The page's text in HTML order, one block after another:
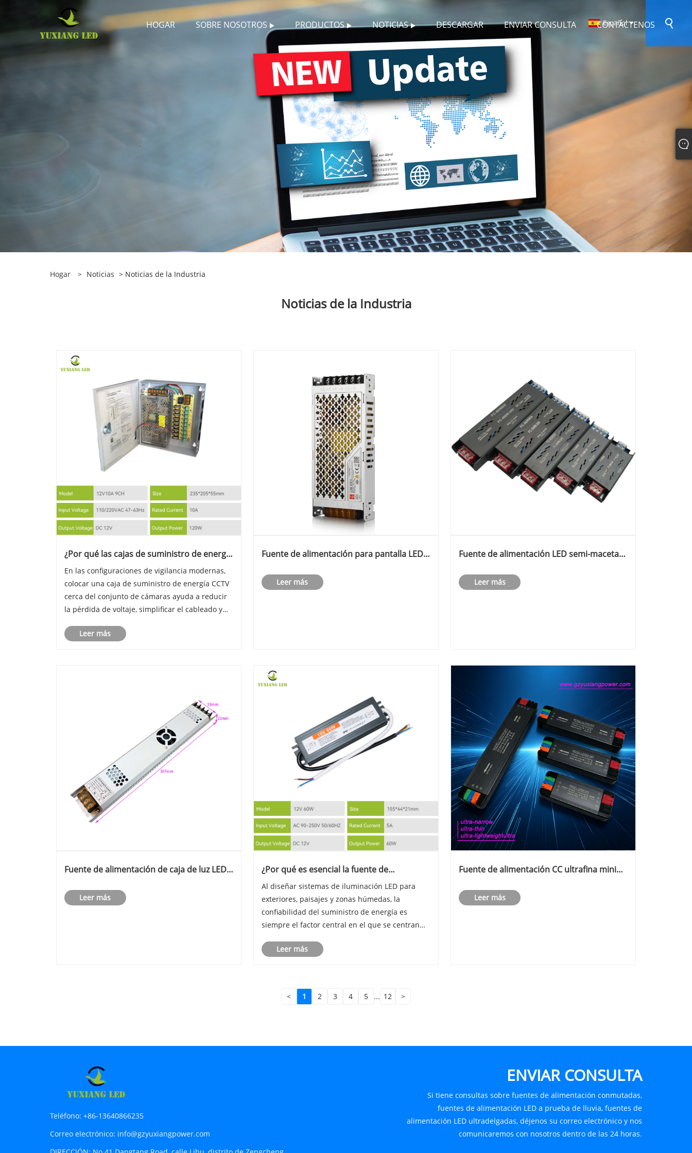
HOGAR SOBRE NOSOTROS PRODUCTOS NOTICIAS DESCARGAR ENVIAR CONSULTA CONTÁCTENOS
Español
Hogar > Noticias > Noticias de la Industria
Noticias de la Industria
¿Por qué las cajas de suministro de energía
conjunto de cámaras para tramos de cable
más cortos?
En las configuraciones de vigilancia modernas,
colocar una caja de suministro de energía CCTV
cerca del conjunto de cámaras ayuda a reducir
la pérdida de voltaje, simplificar el cableado y
práctico se utiliza ampliamente para respaldar
Leer más
Fuente de alimentación para pantalla LED
Leer más
Fuente de alimentación LED semi-maceta
Leer más
Fuente de alimentación de caja de luz LED
Leer más
¿Por qué es esencial la fuente de
proyectos de iluminación exterior?
Al diseñar sistemas de iluminación LED para
exteriores, paisajes y zonas húmedas, la
confiabilidad del suministro de energía es
siempre el factor central en el que se centran
fuente de alimentación LED a prueba de agua se
Leer más
Fuente de alimentación CC ultrafina mini
Leer más
< 1 2 3 4 5 ... 12 >
Teléfono: +86-13640866235
Correo electrónico: info@gzyuxiangpower.com
ENVIAR CONSULTA
Si tiene consultas sobre fuentes de alimentación conmutadas,
fuentes de alimentación LED a prueba de lluvia, fuentes de
alimentación LED ultradelgadas, déjenos su correo electrónico y nos
comunicaremos con nosotros dentro de las 24 horas.